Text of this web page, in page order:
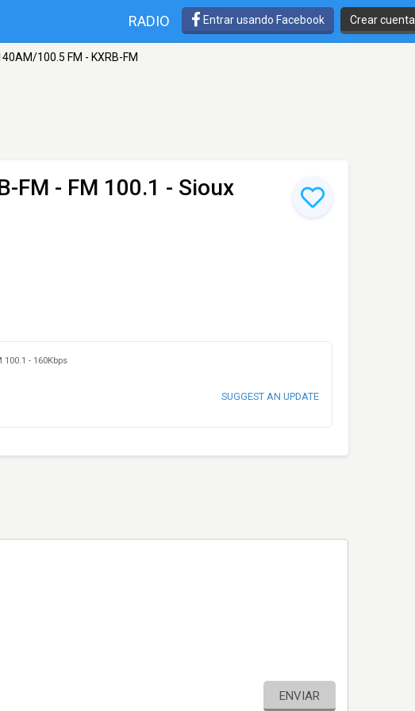
RADIO Entrar usando Facebook Crear cuenta
100.5 FM - KXRB-FM
FM - FM 100.1 - Sioux
100.1 - 160Kbps
SUGGEST AN UPDATE
ENVIAR